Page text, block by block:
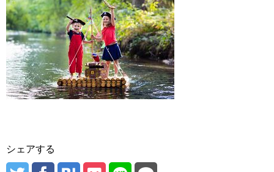
シェアする